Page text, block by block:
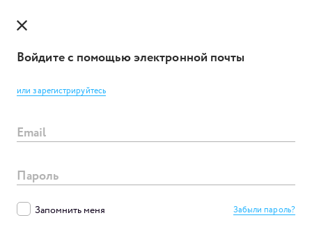
Войдите с помощью электронной почты
или зарегистрируйтесь
Email
Пароль
Запомнить меня Забыли пароль?
ОБ ОРДИНАТОРСКОЙ.ОНЛАЙН
ПОЛИТИКА КОНФИДЕНЦИАЛЬНОСТИ